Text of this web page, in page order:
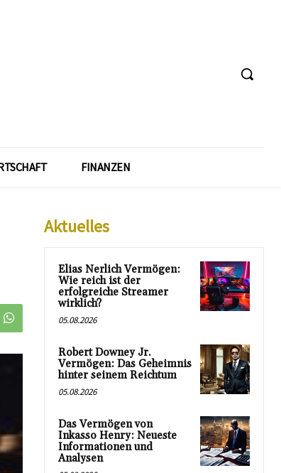
FINANZEN
Aktuelles
Elias Nerlich Vermögen:
Wie reich ist der
erfolgreiche Streamer
wirklich?
05.08.2026
Robert Downey Jr.
Vermögen: Das Geheimnis
hinter seinem Reichtum
05.08.2026
Das Vermögen von
Inkasso Henry: Neueste
Informationen und
Analysen